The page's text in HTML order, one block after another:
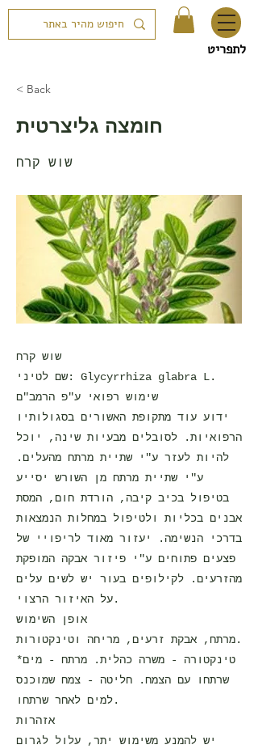
לתפריט
< Back
חומצה גליצרטית
שוש קרח
שוש קרח
שם לטיני: Glycyrrhiza glabra L.
שימוש רפואי ע"פ הרמב"ם
ידוע עוד מתקופת האשורים בסגולותיו
הרפואיות. לסובלים מבעיות שינה, יוכל
להיות לעזר ע"י שתיית מרתח מהעלים.
ע"י שתיית מרתח מן השורש יסייע
בטיפול בכיב קיבה, הורדת חום, המסת
אבנים בכליות ולטיפול במחלות הנמצאות
בדרכי הנשימה. יעזור מאוד לריפויי של
פצעים פתוחים ע"י פיזור אבקה המופקת
מהזרעים. לקילופים בעור יש לשים עלים
על האיזור הרצוי.
אופן השימוש
מרתח, אבקת זרעים, מריחה וטינקטורות.
*טינקטורה - משרה כהלית. מרתח - מים
שרתחו עם הצמח. חליטה - צמח שמוכנס
למים לאחר שרתחו.
אזהרות
יש להמנע משימוש יתר, עלול לגרום